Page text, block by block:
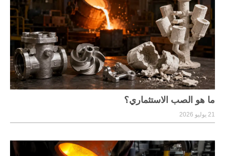
ما هو الصب الاستثماري؟
21 يوليو 2026